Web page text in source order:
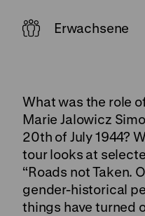
Erwachsene
What was the role
Marie Jalowicz
20th of July 1944?
tour looks at
“Roads not Taken.
gender-historical
things have turned